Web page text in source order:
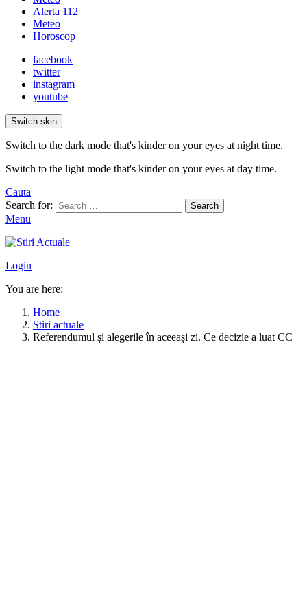
Alerta 112
Meteo
Horoscop
facebook
twitter
instagram
youtube
Switch skin
Switch to the dark mode that's kinder on your eyes at night time.
Switch to the light mode that's kinder on your eyes at day time.
Cauta
Search for:
Search
Menu
Login
You are here:
Home
Stiri actuale
Referendumul și alegerile în aceeași zi. Ce decizie a luat CC